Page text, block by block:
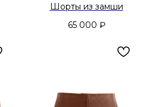
Шорты из замши
65 000 ₽